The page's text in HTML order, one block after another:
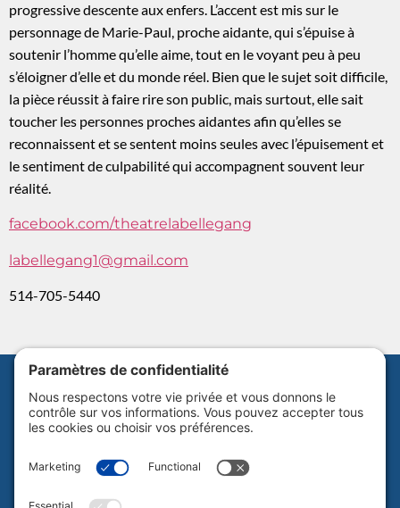
progressive descente aux enfers. L’accent est mis sur le
personnage de Marie-Paul, proche aidante, qui s’épuise à
soutenir l’homme qu’elle aime, tout en le voyant peu à peu
s’éloigner d’elle et du monde réel. Bien que le sujet soit difficile,
la pièce réussitàfaire rire son public, mais surtout, elle sait
toucher les personnes proches aidantes afin qu’elles se
reconnaissent et se sentent moins seules avec l’épuisementet
le sentiment de culpabilité qui accompagnent souvent leur
réalité.
facebook.com/theatrelabellegang
labellegang1@gmail.com
514-705-5440